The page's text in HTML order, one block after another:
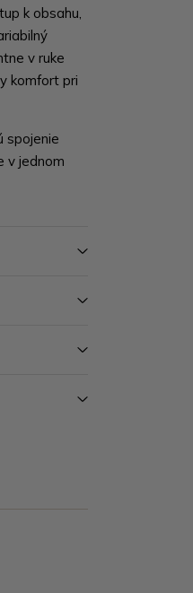
k obsahu,
v ruke
komfort pri
spojenie
v jednom